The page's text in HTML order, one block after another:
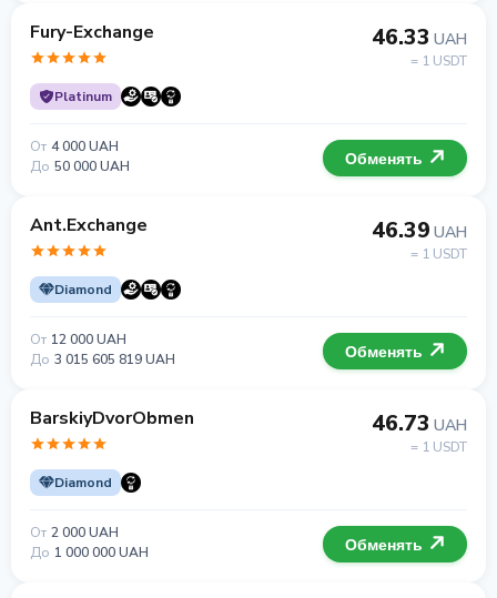
Fury-Exchange
Platinum
46.33 UAH
= 1 USDT
От 4 000 UAH
До 50 000 UAH Обменять
Ant.Exchange
Diamond
46.39 UAH
= 1 USDT
От 12 000 UAH
До 3 015 605 819 UAH Обменять
BarskiyDvorObmen
Diamond
46.73 UAH
= 1 USDT
От 2 000 UAH
До 1 000 000 UAH Обменять